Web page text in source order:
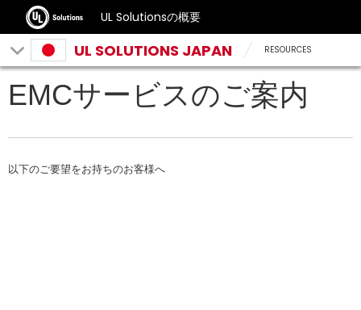
UL Solutionsの概要
UL SOLUTIONS JAPAN RESOURCES
EMCサービスのご案内
以下のご要望をお持ちのお客様へ